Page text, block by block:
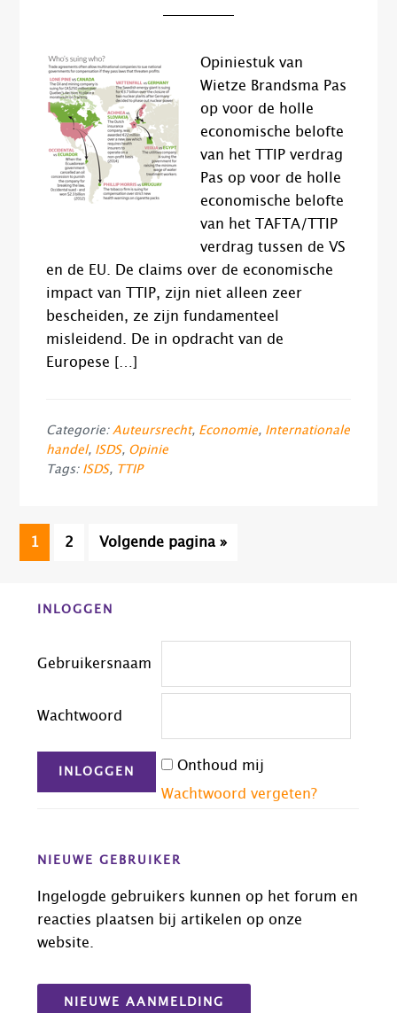
Opiniestuk van
Wietze Brandsma Pas
op voor de holle
economische belofte
van het TTIP verdrag
Pas op voor de holle
economische belofte
van het TAFTA/TTIP
verdrag tussen de VS
en de EU. De claims over de economische
impact van TTIP, zijn niet alleen zeer
bescheiden, ze zijn fundamenteel
misleidend. De in opdracht van de
Europese […]
Categorie:Auteursrecht, Economie, Internationale
handel, ISDS, Opinie
Tags: ISDS, TTIP
Pagina
1 Pagina
2
Ga
Volgende pagina »
Before
INLOGGEN
Gebruikersnaam
Wachtwoord
Onthoud mij
Wachtwoord vergeten?
NIEUWE GEBRUIKER
Ingelogde gebruikers kunnen op het forum en
reacties plaatsen bij artikelen op onze
website.
NIEUWE AANMELDING